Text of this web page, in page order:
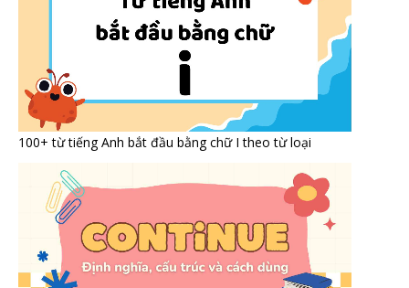
100+ từ tiếng Anh bắt đầu bằng chữ I theo từ loại